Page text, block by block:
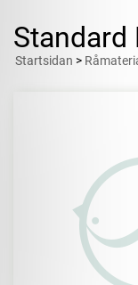
Standard
Startsidan >